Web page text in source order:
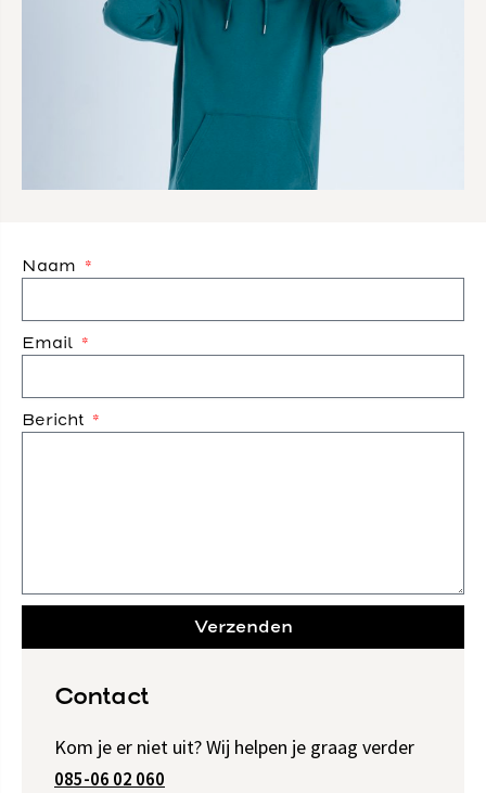
Contact
Kom je er niet uit? Wij helpen je graag verder
085-06 02 060
Naam
Email
Bericht
Verzenden